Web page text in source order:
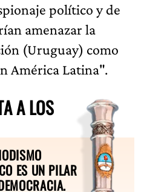
político y de
amenazar la
(Uruguay) como
América Latina".
A LOS
ES UN PILAR